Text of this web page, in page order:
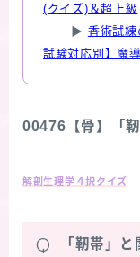
(クイズ)＆超上級
▶ 香術試
試験対応別】魔
00476【骨】「
解剖生理学４択クイズ
Q 「靭帯」